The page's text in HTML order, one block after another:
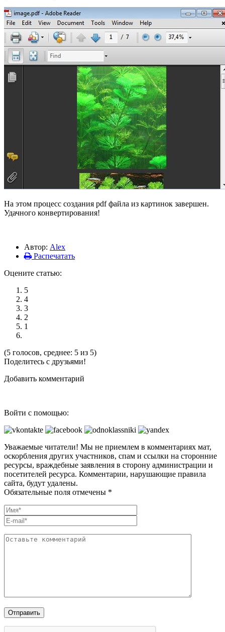
На этом процесс создания pdf файла из картинок завершен.
Удачного конвертирования!
Автор: Alex
Распечатать
Оцените статью:
5
4
3
2
1
(5 голосов, среднее: 5 из 5)
Поделитесь с друзьями!
Добавить комментарий
Войти с помощью:
Уважаемые читатели! Мы не приемлем в комментариях мат,
оскорбления других участников, спам и ссылки на сторонние
ресурсы, враждебные заявления в сторону администрации и
посетителей ресурса. Комментарии, нарушающие правила
сайта, будут удалены.
Обязательные поля отмечены *